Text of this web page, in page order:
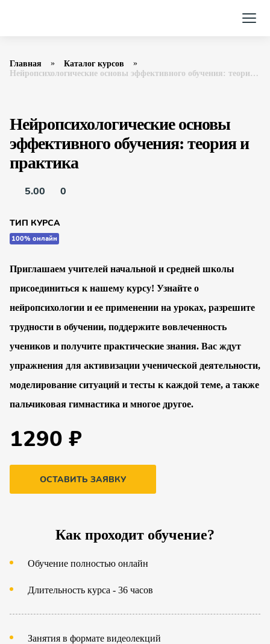
Главная
Каталог курсов
Нейропсихологические основы эффективного обучения: теория и практика Фоксфорд
Нейропсихологические основы
эффективного обучения: теория и
практика
5.00 0
ТИП КУРСА
100% онлайн
Приглашаем учителей начальной и средней школы
присоединиться к нашему курсу! Узнайте о
нейропсихологии и ее применении на уроках, разрешите
трудности в обучении, поддержите вовлеченность
учеников и получите практические знания. Вас ждут
упражнения для активизации ученической деятельности,
моделирование ситуаций и тесты к каждой теме, а также
пальчиковая гимнастика и многое другое.
1290 ₽
ОСТАВИТЬ ЗАЯВКУ
Как проходит обучение?
Обучение полностью онлайн
Длительность курса - 36 часов
Занятия в формате видеолекций